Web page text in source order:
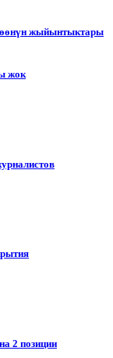
жыйынтыктары
жок
2 позиции